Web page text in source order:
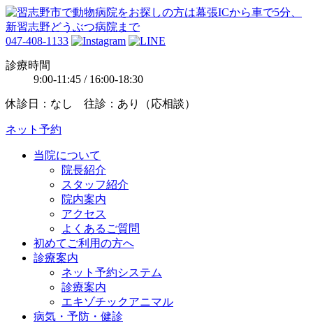
047-408-1133
診療時間
9:00-11:45 / 16:00-18:30
休診日：なし 往診：あり（応相談）
ネット予約
当院について
院長紹介
スタッフ紹介
院内案内
アクセス
よくあるご質問
初めてご利用の方へ
診療案内
ネット予約システム
診療案内
エキゾチックアニマル
病気・予防・健診